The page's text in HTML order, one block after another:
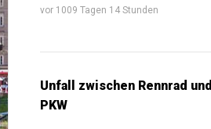
vor 1009 Tagen 14 Stunden
Unfall zwischen Rennrad und
PKW